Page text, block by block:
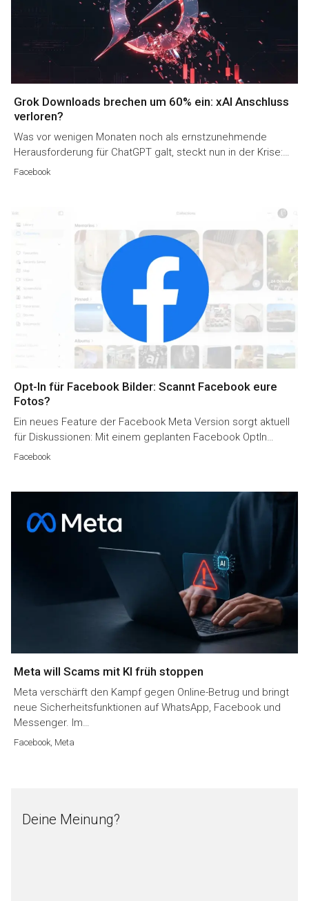
Grok Downloads brechen um 60% ein: xAI Anschluss
verloren?
Was vor wenigen Monaten noch als ernstzunehmende
Herausforderung für ChatGPT galt, steckt nun in der Krise:…
Facebook
Opt-In für Facebook Bilder: Scannt Facebook eure
Fotos?
Ein neues Feature der Facebook Meta Version sorgt aktuell
für Diskussionen: Mit einem geplanten Facebook OptIn…
Facebook
Meta will Scams mit KI früh stoppen
Meta verschärft den Kampf gegen Online-Betrug und bringt
neue Sicherheitsfunktionen auf WhatsApp, Facebook und
Messenger. Im…
Facebook, Meta
Deine Meinung?